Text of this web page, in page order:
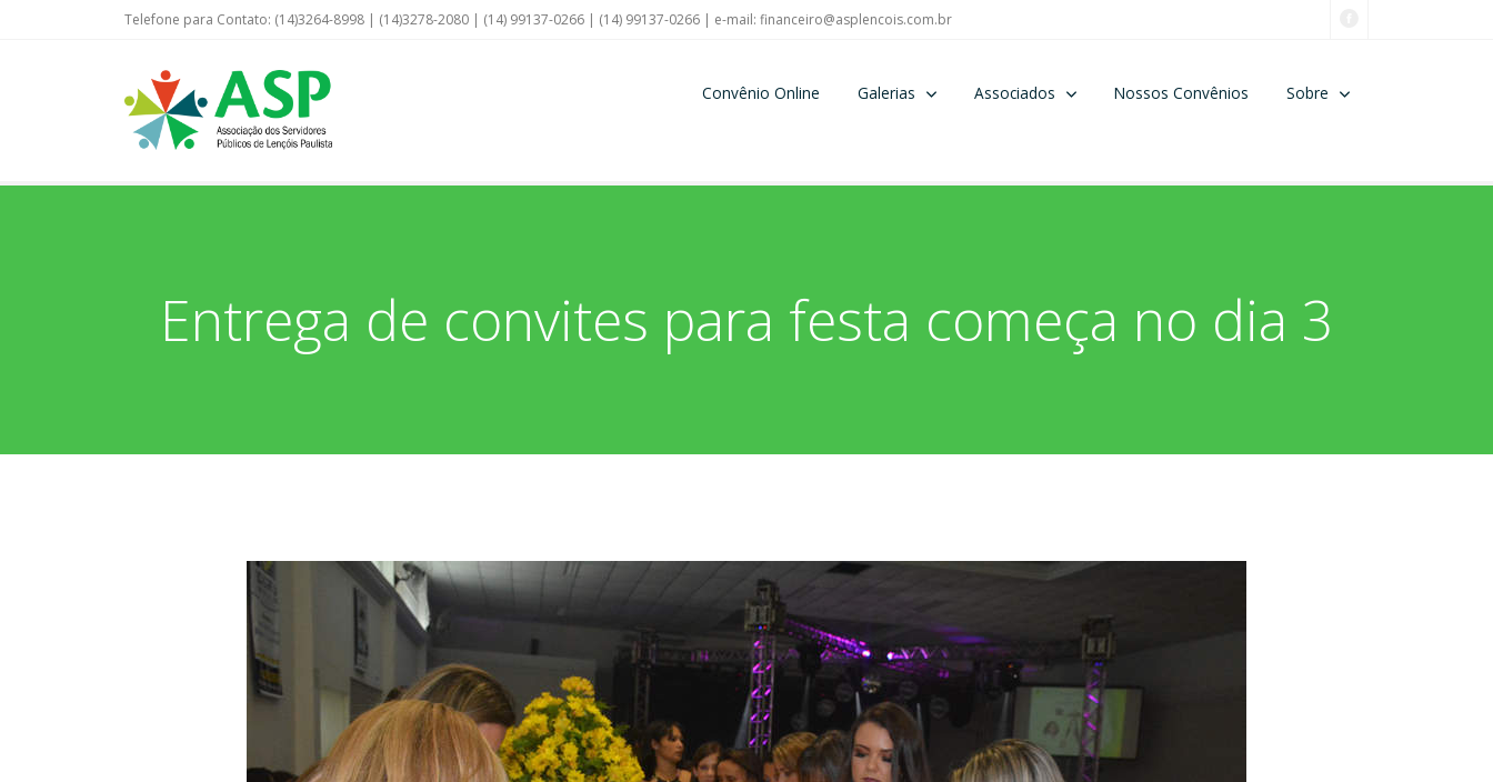
Telefone para Contato: (14)3264-8998 | (14)3278-2080 | (14) 99137-0266 | (14) 99137-0266 | e-mail: financeiro@asplencois.com.br
Convênio Online Galerias Associados Nossos Convênios Sobre
Entrega de convites para festa começa no dia 3